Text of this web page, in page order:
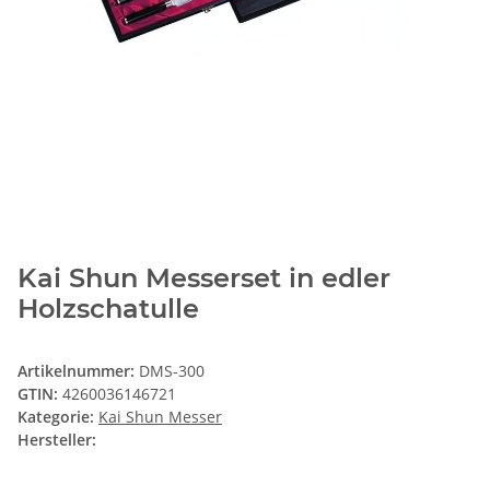
Kai Shun Messerset in edler
Holzschatulle
Artikelnummer: DMS-300
GTIN: 4260036146721
Kategorie: Kai Shun Messer
Hersteller: